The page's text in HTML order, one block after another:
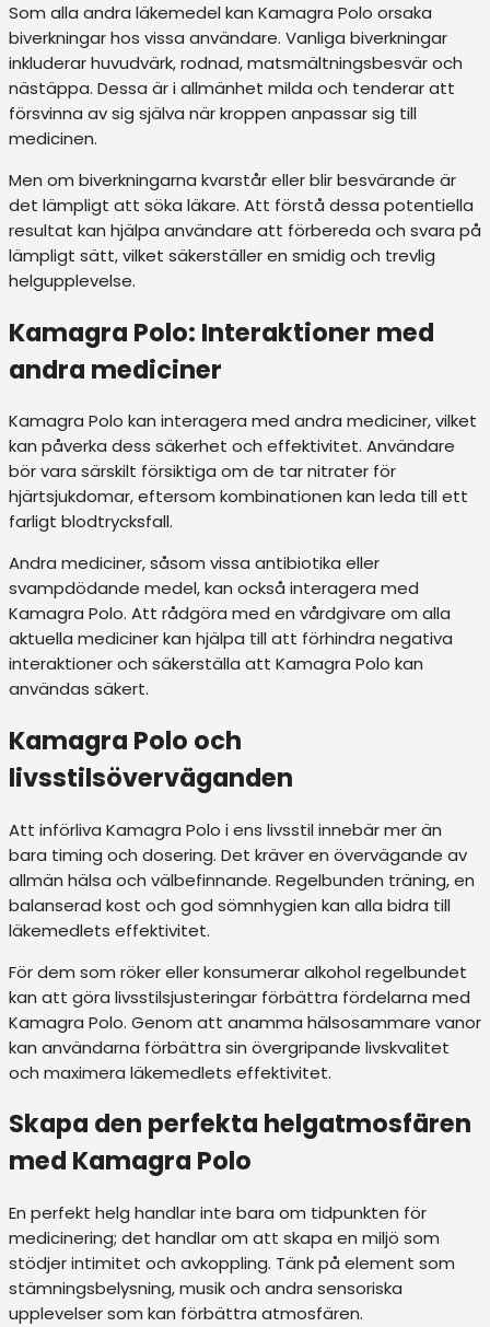
Som alla andra läkemedel kan Kamagra Polo orsaka
biverkningar hos vissa användare. Vanliga biverkningar
inkluderar huvudvärk, rodnad, matsmältningsbesvär och
nästäppa. Dessa är i allmänhet milda och tenderar att
försvinna av sig själva när kroppen anpassar sig till
medicinen.
Men om biverkningarna kvarstår eller blir besvärande är
det lämpligt att söka läkare. Att förstå dessa potentiella
resultat kan hjälpa användare att förbereda och svara på
lämpligt sätt, vilket säkerställer en smidig och trevlig
helgupplevelse.
Kamagra Polo: Interaktioner med
andra mediciner
Kamagra Polo kan interagera med andra mediciner, vilket
kan påverka dess säkerhet och effektivitet. Användare
bör vara särskilt försiktiga om de tar nitrater för
hjärtsjukdomar, eftersom kombinationen kan leda till ett
farligt blodtrycksfall.
Andra mediciner, såsom vissa antibiotika eller
svampdödande medel, kan också interagera med
Kamagra Polo. Att rådgöra med en vårdgivare om alla
aktuella mediciner kan hjälpa till att förhindra negativa
interaktioner och säkerställa att Kamagra Polo kan
användas säkert.
Kamagra Polo och
livsstilsöverväganden
Att införliva Kamagra Polo i ens livsstil innebär mer än
bara timing och dosering. Det kräver en övervägande av
allmän hälsa och välbefinnande. Regelbunden träning, en
balanserad kost och god sömnhygien kan alla bidra till
läkemedlets effektivitet.
För dem som röker eller konsumerar alkohol regelbundet
kan att göra livsstilsjusteringar förbättra fördelarna med
Kamagra Polo. Genom att anamma hälsosammare vanor
kan användarna förbättra sin övergripande livskvalitet
och maximera läkemedlets effektivitet.
Skapa den perfekta helgatmosfären
med Kamagra Polo
En perfekt helg handlar inte bara om tidpunkten för
medicinering; det handlar om att skapa en miljö som
stödjer intimitet och avkoppling. Tänk på element som
stämningsbelysning, musik och andra sensoriska
upplevelser som kan förbättra atmosfären.